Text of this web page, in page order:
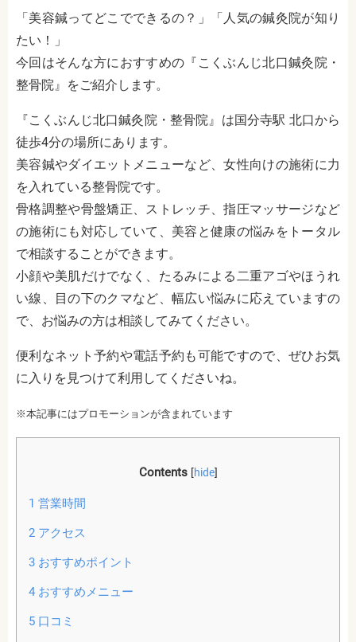
「美容鍼ってどこでできるの？」「人気の鍼灸院が知り
たい！」
今回はそんな方におすすめの『こくぶんじ北口鍼灸院・
整骨院』をご紹介します。
『こくぶんじ北口鍼灸院・整骨院』は国分寺駅 北口から
徒歩4分の場所にあります。
美容鍼やダイエットメニューなど、女性向けの施術に力
を入れている整骨院です。
骨格調整や骨盤矯正、ストレッチ、指圧マッサージなど
の施術にも対応していて、美容と健康の悩みをトータル
で相談することができます。
小顔や美肌だけでなく、たるみによる二重アゴやほうれ
い線、目の下のクマなど、幅広い悩みに応えていますの
で、お悩みの方は相談してみてください。
便利なネット予約や電話予約も可能ですので、ぜひお気
に入りを見つけて利用してくださいね。
※本記事にはプロモーションが含まれています
Contents [hide]
1 営業時間
2アクセス
3おすすめポイント
4おすすめメニュー
5口コミ